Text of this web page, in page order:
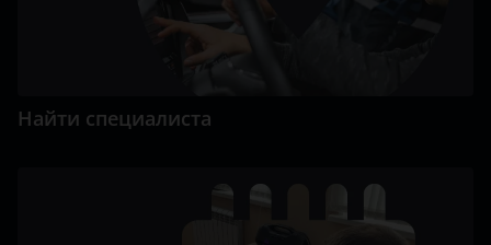
Найти специалиста